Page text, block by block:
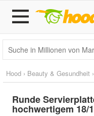
Hood › Beauty & Gesundheit ›
Runde
hochwertigem 18/